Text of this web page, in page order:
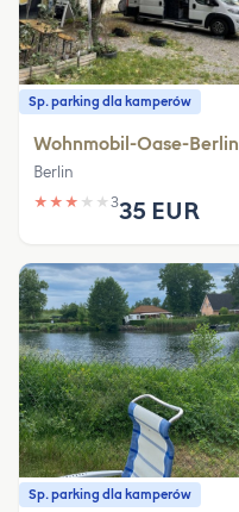
Sp. parking dla kamperów
Wohnmobil-Oase-Berlin
Berlin
★ ★ ★ ★ ★ 335 EUR
Sp. parking dla kamperów